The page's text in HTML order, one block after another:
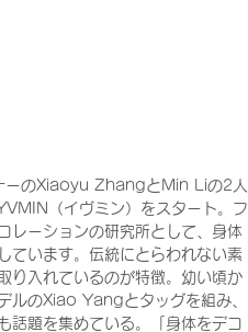
ーのXiaoyu ZhangとMin Liの2人
（イヴミン）をスタート。フ
レーションの研究所として、身体
ています。伝統にとらわれない素
り入れているのが特徴。幼い頃か
ルのXiao Yangとタッグを組み、
話題を集めている。「身体をデコ